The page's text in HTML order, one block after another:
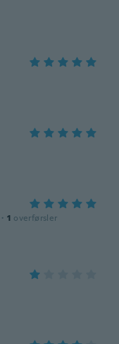
· 1 overførsler